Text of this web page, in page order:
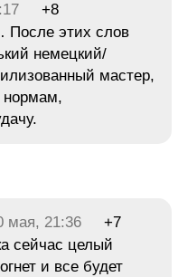
+8
После этих слов
немецкий/
мастер,
нормам,
мая, 21:36
+7
сейчас целый
и все будет